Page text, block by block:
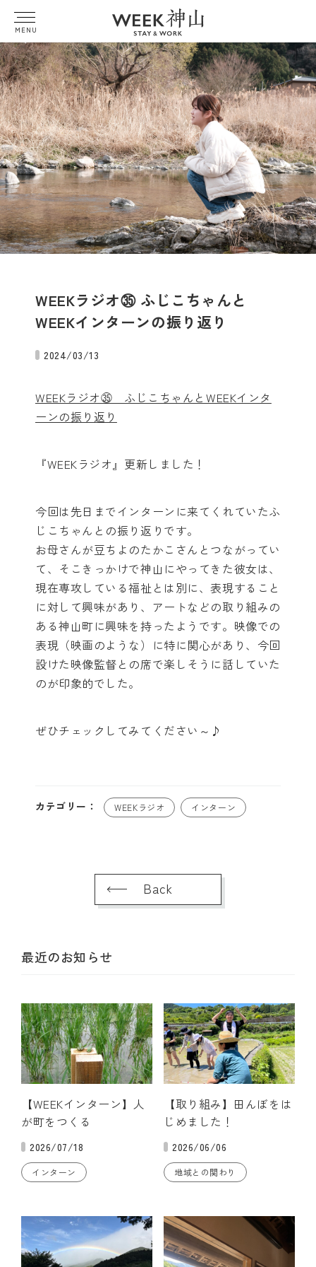
MENU
WEEKラジオ㉟ ふじこちゃんと
WEEKインターンの振り返り
2024/03/13
WEEKラジオ㉟ ふじこちゃんとWEEKインタ
ーンの振り返り
『WEEKラジオ』更新しました！
今回は先日までインターンに来てくれていたふ
じこちゃんとの振り返りです。
お母さんが豆ちよのたかこさんとつながってい
て、そこきっかけで神山にやってきた彼女は、
現在専攻している福祉とは別に、表現すること
に対して興味があり、アートなどの取り組みの
ある神山町に興味を持ったようです。映像での
表現（映画のような）に特に関心があり、今回
設けた映像監督との席で楽しそうに話していた
のが印象的でした。
ぜひチェックしてみてください～♪
カテゴリー： WEEKラジオ インターン
Back
最近のお知らせ
【WEEKインターン】人
が町をつくる
2026/07/18
インターン
【取り組み】田んぼをは
じめました！
2026/06/06
地域との関わり